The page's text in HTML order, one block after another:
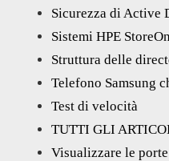
Sicurezza di Active
Sistemi HPE
Struttura delle
Telefono Samsung
Test di velocità
TUTTI GLI
Visualizzare le